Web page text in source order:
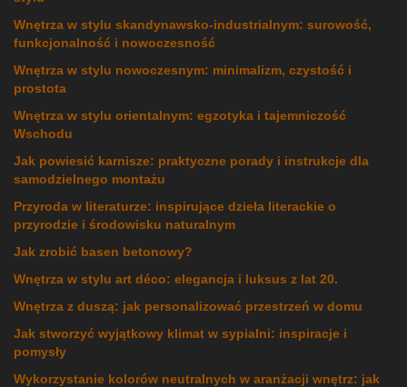
Wnętrza w stylu skandynawsko-industrialnym: surowość,
funkcjonalność i nowoczesność
Wnętrza w stylu nowoczesnym: minimalizm, czystość i
prostota
Wnętrza w stylu orientalnym: egzotyka i tajemniczość
Wschodu
Jak powiesić karnisze: praktyczne porady i instrukcje dla
samodzielnego montażu
Przyroda w literaturze: inspirujące dzieła literackie o
przyrodzie i środowisku naturalnym
Jak zrobić basen betonowy?
Wnętrza w stylu art déco: elegancja i luksus z lat 20.
Wnętrza z duszą: jak personalizować przestrzeń w domu
Jak stworzyć wyjątkowy klimat w sypialni: inspiracje i
pomysły
Wykorzystanie kolorów neutralnych w aranżacji wnętrz: jak